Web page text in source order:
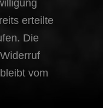
erteilte
Die
vom